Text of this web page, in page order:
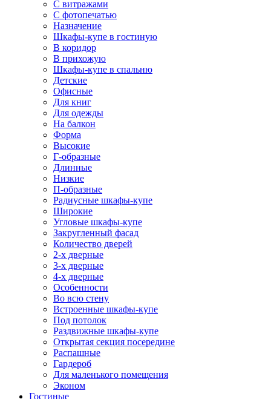
С витражами
С фотопечатью
Назначение
Шкафы-купе в гостиную
В коридор
В прихожую
Шкафы-купе в спальню
Детские
Офисные
Для книг
Для одежды
На балкон
Форма
Высокие
Г-образные
Длинные
Низкие
П-образные
Радиусные шкафы-купе
Широкие
Угловые шкафы-купе
Закругленный фасад
Количество дверей
2-х дверные
3-х дверные
4-х дверные
Особенности
Во всю стену
Встроенные шкафы-купе
Под потолок
Раздвижные шкафы-купе
Открытая секция посередине
Распашные
Гардероб
Для маленького помещения
Эконом
Гостиные